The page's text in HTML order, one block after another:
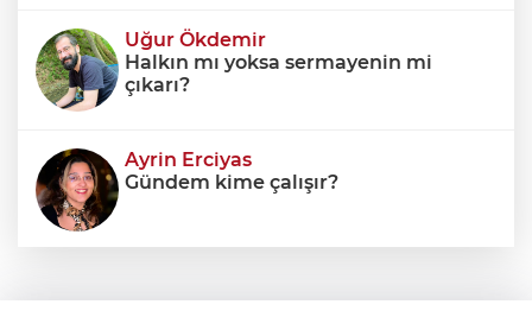
Uğur Ökdemir
Halkın mı yoksa sermayenin mi
çıkarı?
Ayrin Erciyas
Gündem kime çalışır?
Savaşların gölgesinde engellilik,